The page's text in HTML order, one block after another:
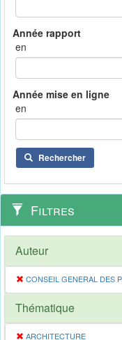
en
en
Rechercher
Filtres
Auteur
CONSEIL GENERAL DES
Thématique
ARCHITECTURE